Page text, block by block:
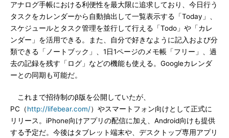
アナログ手帳における利便性を最大限に追求しており、今日行う
タスクをカレンダーから自動抽出して一覧表示する「Today」、
スケジュールとタスク管理を並行して行える「Todo」や「カレ
ンダー」を活用できる。また、自分で好きなように記入および分
類できる「ノートブック」、1日1ページのメモ帳「フリー」、過
去の記録を残す「ログ」などの機能も使える。Googleカレンダ
ーとの同期も可能だ。
これまで招待制のβ版を公開していたが、
PC（http://lifebear.com/）やスマートフォン向けとして正式に
リリース。iPhone向けアプリの配信に加え、Android向けも提供
する予定だ。今後はタブレット端末や、デスクトップ専用アプリ